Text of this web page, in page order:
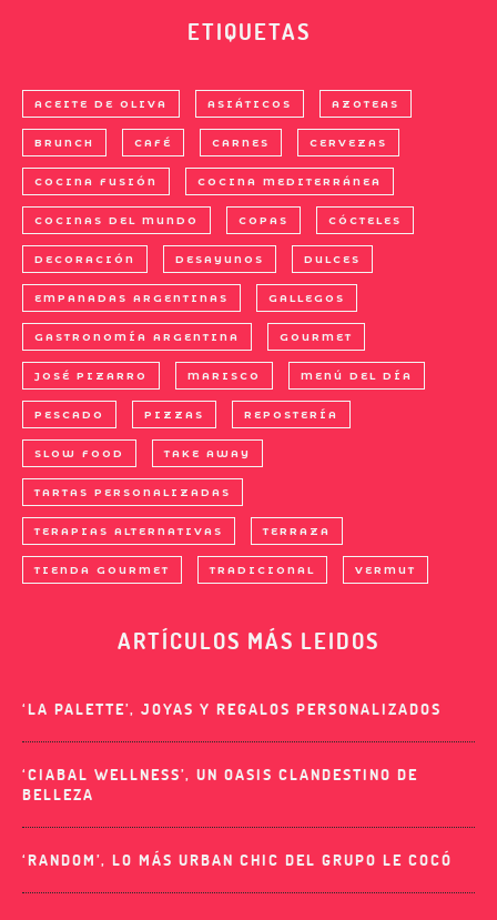
ETIQUETAS
ACEITE DE OLIVA ASIÁTICOS AZOTEAS
BRUNCH CAFÉ CARNES CERVEZAS
COCINA FUSIÓN COCINA MEDITERRÁNEA
COCINAS DEL MUNDO COPAS CÓCTELES
DECORACIÓN DESAYUNOS DULCES
EMPANADAS ARGENTINAS GALLEGOS
GASTRONOMÍA ARGENTINA GOURMET
JOSÉ PIZARRO MARISCO MENÚ DEL DÍA
PESCADO PIZZAS REPOSTERÍA
SLOW FOOD TAKE AWAY
TARTAS PERSONALIZADAS
TERAPIAS ALTERNATIVAS TERRAZA
TIENDA GOURMET TRADICIONAL VERMUT
ARTÍCULOS MÁS LEIDOS
‘LA PALETTE’, JOYAS Y REGALOS PERSONALIZADOS
‘CIABAL WELLNESS’, UN OASIS CLANDESTINO DE
BELLEZA
‘RANDOM’, LO MÁS URBAN CHIC DEL GRUPO LE COCÓ